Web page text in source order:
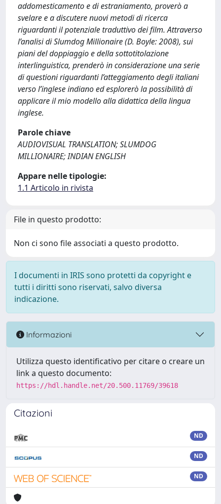
addomesticamento e di estraniamento, proverò a
svelare e a discutere nuovi metodi di ricerca
riguardanti il potenziale traduttivo dei film. Attraverso
l’analisi di Slumdog Millionaire (D. Boyle: 2008), sui
piani del doppiaggio e della sottotitolazione
interlinguistica, prenderò in considerazione una serie
di questioni riguardanti l’atteggiamento degli italiani
verso l’inglese indiano ed esplorerò la possibilità di
applicare il mio modello alla didattica della lingua
inglese.
Parole chiave
AUDIOVISUAL TRANSLATION; SLUMDOG
MILLIONAIRE; INDIAN ENGLISH
Appare nelle tipologie:
1.1 Articolo in rivista
File in questo prodotto:
Non ci sono file associati a questo prodotto.
I documenti in IRIS sono protetti da copyright e
tutti i diritti sono riservati, salvo diversa
indicazione.
Informazioni
Utilizza questo identificativo per citare o creare un
link a questo documento:
https://hdl.handle.net/20.500.11769/39618
Citazioni
ND
ND
ND